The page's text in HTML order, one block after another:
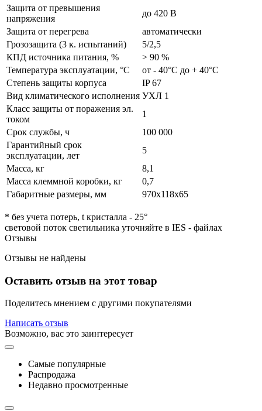
Защита от превышения
напряжения
до 420 В
Защита от перегрева
автоматически
Грозозащита (3 к. испытаний)
5/2,5
КПД источника питания, %
> 90 %
Температура эксплуатации, °C
от - 40°C до + 40°C
Степень защиты корпуса
IP 67
Вид климатического исполнения УХЛ 1
Класс защиты от поражения эл.
током
1
Срок службы, ч
100 000
Гарантийный срок
эксплуатации, лет
5
Масса, кг
8,1
Масса клеммной коробки, кг
0,7
Габаритные размеры, мм
970х118х65
* без учета потерь, t кристалла - 25°
световой поток светильника уточняйте в IES - файлах
Отзывы
Отзывы не найдены
Оставить отзыв на этот товар
Поделитесь мнением с другими покупателями
Написать отзыв
Возможно, вас это заинтересует
Самые популярные
Распродажа
Недавно просмотренные